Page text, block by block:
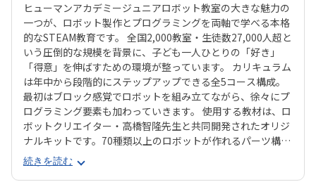
ヒューマンアカデミージュニアロボット教室の大きな魅力の
一つが、ロボット製作とプログラミングを両軸で学べる本格
的なSTEAM教育です。 全国2,000教室・生徒数27,000人超と
いう圧倒的な規模を背景に、子ども一人ひとりの「好き」
「得意」を伸ばすための環境が整っています。 カリキュラム
は年中から段階的にステップアップできる全5コース構成。
最初はブロック感覚でロボットを組み立てながら、徐々にプ
ログラミング要素も加わっていきます。 使用する教材は、ロ
ボットクリエイター・高橋智隆先生と共同開発されたオリジ
ナルキットです。70種類以上のロボットが作れるパーツ構成
で、飽きずに続けやすい点も特徴です。 月2回の90分授業で
は、ロボットを完成させる「基本製作」と、オリジナル改造
続きを読む